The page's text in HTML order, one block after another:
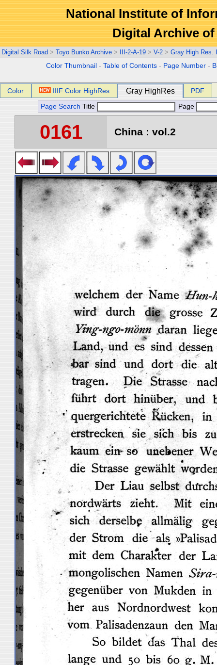
National Institute of
Digital Archive
Digital Silk Road > Toyo Bunko Archive > III-2-A-19 > V-2 > Gray High Res.
Color Thumbnail -Table of Contents - Page Number -
Color IIIF Color HighRes Gray HighRes PDF
Page Search Title Page
0161 China : vol.2